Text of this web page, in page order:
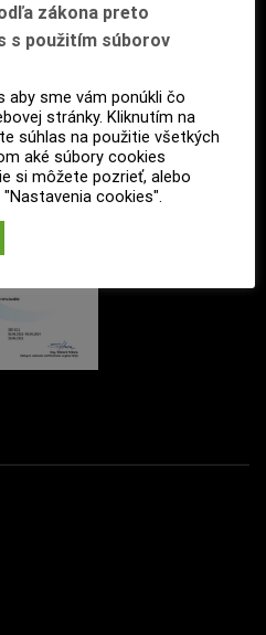
zákona preto
s použitím súborov
aby sme vám ponúkli čo
stránky. Kliknutím na
súhlas na použitie všetkých
aké súbory cookies
si môžete pozrieť, alebo
cookies".